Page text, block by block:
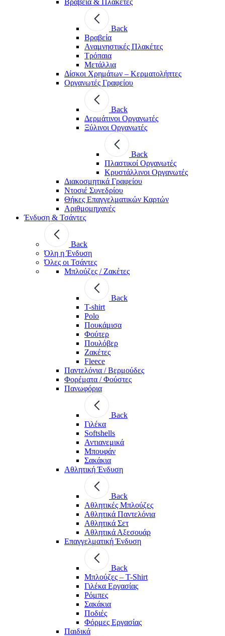
Back
Βραβεία
Αναμνηστικές Πλακέτες
Τρόπαια
Μετάλλια
Δίσκοι Χρημάτων – Κερματολήπτες
Οργανωτές Γραφείου
Back
Δερμάτινοι Οργανωτές
Ξύλινοι Οργανωτές
Back
Πλαστικοί Οργανωτές
Κρυστάλλινοι Οργανωτές
Διακοσμητικά Γραφείου
Ντοσιέ Συνεδρίου
Θήκες Επαγγελματικών Καρτών
Αριθμομηχανές
Ένδυση & Τσάντες
Back
Όλη η Ένδυση
Όλες οι Τσάντες
Μπλούζες / Ζακέτες
Back
T-shirt
Polo
Πουκάμισα
Φούτερ
Πουλόβερ
Ζακέτες
Fleece
Παντελόνια / Βερμούδες
Φορέματα / Φούστες
Πανωφόρια
Back
Γιλέκα
Softshells
Αντιανεμικά
Μπουφάν
Σακάκια
Αθλητική Ένδυση
Back
Aθλητικές Μπλούζες
Αθλητικά Παντελόνια
Αθλητικά Σετ
Αθλητικά Αξεσουάρ
Επαγγελματική Ένδυση
Back
Μπλούζες – T-Shirt
Γιλέκα Εργασίας
Ρόμπες
Σακάκια
Ποδιές
Φόρμες Εργασίας
Παιδικά